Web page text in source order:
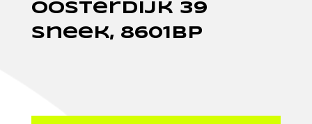
oosterdijk 39
sneek, 8601bp